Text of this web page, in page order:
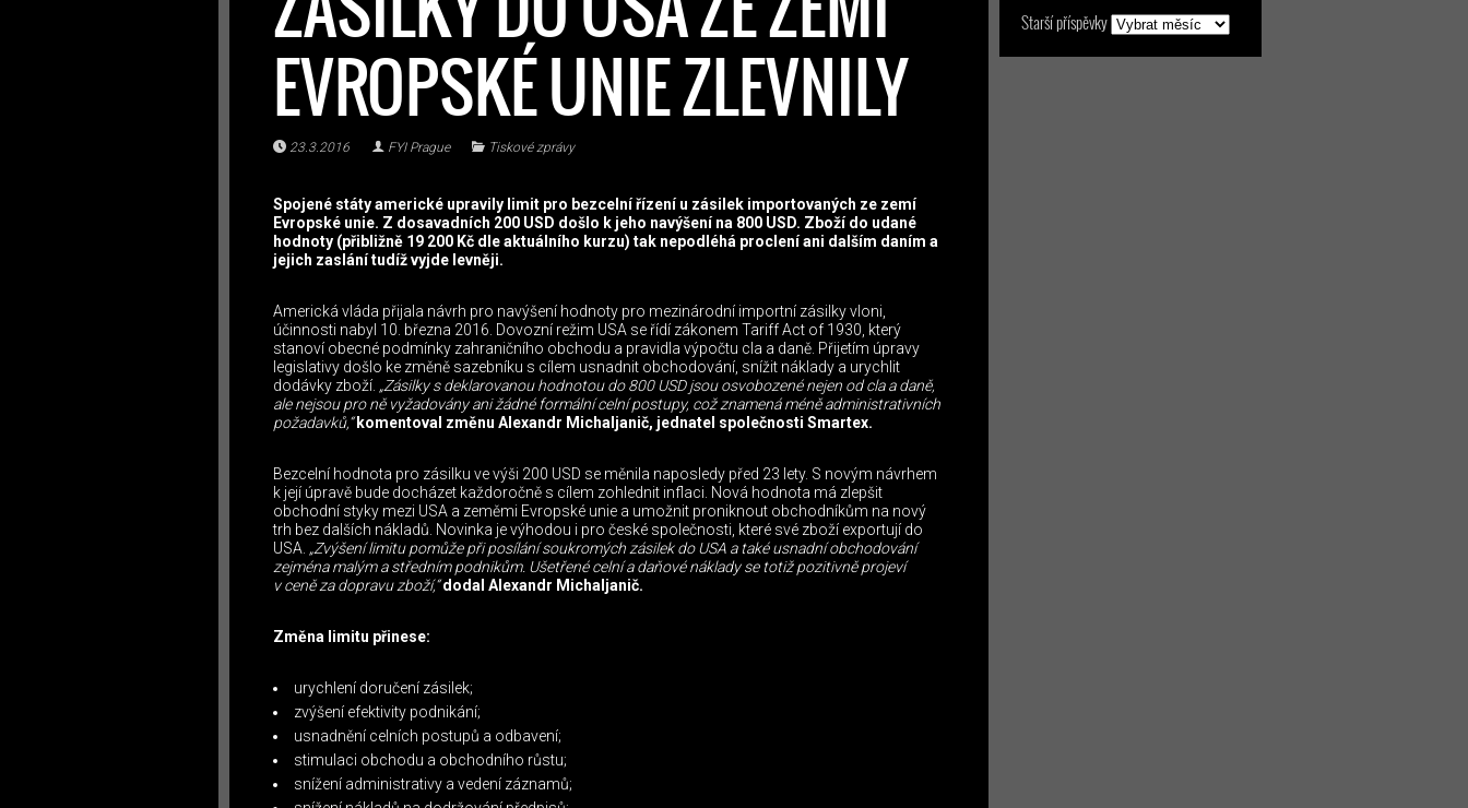
EVROPSKÉ UNIE ZLEVNILY
23.3.2016 FYI Prague Tiskové zprávy
Spojené státy americké upravily limit pro bezcelní řízení u zásilek importovaných ze zemí
Evropské unie. Z dosavadních 200 USD došlo k jeho navýšení na 800 USD. Zboží do udané
hodnoty (přibližně 19 200 Kč dle aktuálního kurzu) tak nepodléhá proclení ani dalším daním a
jejich zaslání tudíž vyjde levněji.
Americká vláda přijala návrh pro navýšení hodnoty pro mezinárodní importní zásilky vloni,
účinnosti nabyl 10. března 2016. Dovozní režim USA se řídí zákonem Tariff Act of 1930, který
stanoví obecné podmínky zahraničního obchodu a pravidla výpočtu cla a daně. Přijetím úpravy
legislativy došlo ke změně sazebníku s cílem usnadnit obchodování, snížit náklady a urychlit
dodávky zboží. „Zásilky s deklarovanou hodnotou do 800 USD jsou osvobozené nejen od cla a daně,
ale nejsou pro ně vyžadovány ani žádné formální celní postupy, což znamená méně administrativních
požadavků,“ komentoval změnu Alexandr Michaljanič, jednatel společnosti Smartex.
Bezcelní hodnota pro zásilku ve výši 200 USD se měnila naposledy před 23 lety. S novým návrhem
k její úpravě bude docházet každoročně s cílem zohlednit inflaci. Nová hodnota má zlepšit
obchodní styky mezi USA a zeměmi Evropské unie a umožnit proniknout obchodníkům na nový
trh bez dalších nákladů. Novinka je výhodou i pro české společnosti, které své zboží exportují do
USA. „Zvýšení limitu pomůže při posílání soukromých zásilek do USA a také usnadní obchodování
zejména malým a středním podnikům. Ušetřené celní a daňové náklady se totiž pozitivně projeví
v ceně za dopravu zboží,“ dodal Alexandr Michaljanič.
Změna limitu přinese:
urychlení doručení zásilek;
zvýšení efektivity podnikání;
usnadnění celních postupů a odbavení;
stimulaci obchodu a obchodního růstu;
snížení administrativy a vedení záznamů;
Starší příspěvky